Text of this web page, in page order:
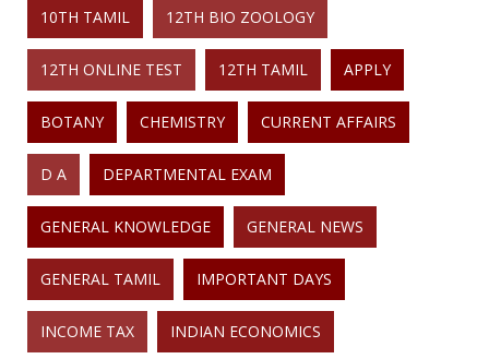
10TH TAMIL 12TH BIO ZOOLOGY
12TH ONLINE TEST 12TH TAMIL APPLY
BOTANY CHEMISTRY CURRENT AFFAIRS
D A DEPARTMENTAL EXAM
GENERAL KNOWLEDGE GENERAL NEWS
GENERAL TAMIL IMPORTANT DAYS
INCOME TAX INDIAN ECONOMICS